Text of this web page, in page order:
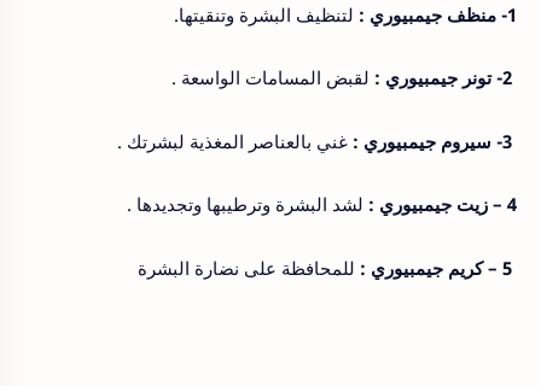
1- منظف جيمبيوري : لتنظيف البشرة وتنقيتها.
2- تونر جيمبيوري : لقبض المسامات الواسعة .
3- سيروم جيمبيوري : غني بالعناصر المغذية لبشرتك .
4 – زيت جيمبيوري : لشد البشرة وترطيبها وتجديدها .
5 – كريم جيمبيوري : للمحافظة على نضارة البشرة